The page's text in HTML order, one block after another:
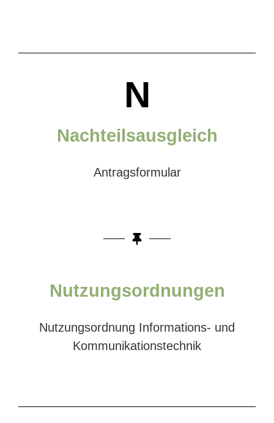
N
Nachteilsausgleich
Antragsformular
Nutzungsordnungen
Nutzungsordnung Informations- und
Kommunikationstechnik